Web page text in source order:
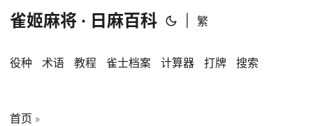
雀姬麻将 · 日麻百科 繁
役种 术语 教程 雀士档案 计算器 打牌 搜索
首页 »